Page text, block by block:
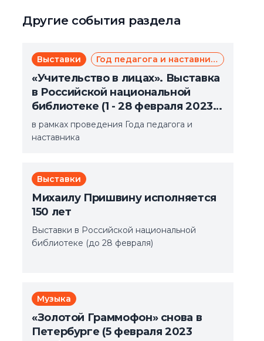
Другие события раздела
Выставки Год педагога и наставника
«Учительство в лицах». Выставка
в Российской национальной
библиотеке (1 - 28 февраля 2023
года)
в рамках проведения Года педагога и
наставника
Выставки
Михаилу Пришвину исполняется
150 лет
Выставки в Российской национальной
библиотеке (до 28 февраля)
Музыка
«Золотой Граммофон» снова в
Петербурге (5 февраля 2023